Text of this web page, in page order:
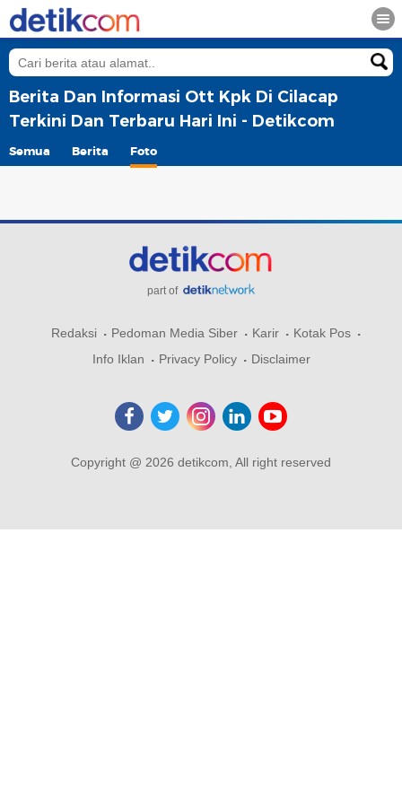
Berita Dan Informasi Ott Kpk Di Cilacap
Terkini Dan Terbaru Hari Ini - Detikcom
Semua Berita Foto
part of
Redaksi Pedoman Media Siber Karir
Kotak Pos
Info Iklan
Privacy Policy Disclaimer
Copyright @ 2026 detikcom, All right reserved